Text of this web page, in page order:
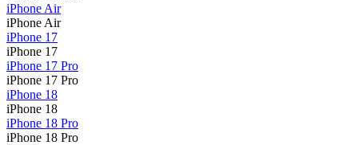
iPhone Air
iPhone Air
iPhone 17
iPhone 17
iPhone 17 Pro
iPhone 17 Pro
iPhone 18
iPhone 18
iPhone 18 Pro
iPhone 18 Pro